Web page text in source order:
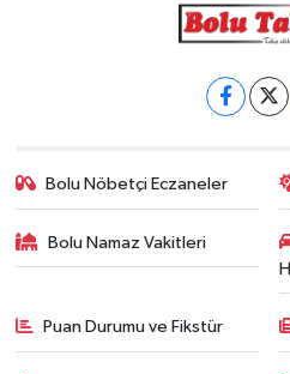
Bolu Nöbetçi Eczaneler
Bolu Namaz Vakitleri
Puan Durumu ve Fikstür